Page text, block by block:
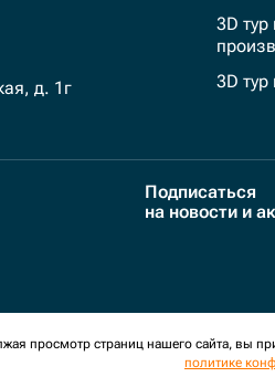
д. 1г
3D тур
3D
Подписаться
на новости и
cookies для сбора
просмотр страниц нашего сайта, вы
политике